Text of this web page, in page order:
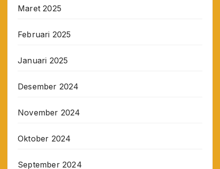
Maret 2025
Februari 2025
Januari 2025
Desember 2024
November 2024
Oktober 2024
September 2024